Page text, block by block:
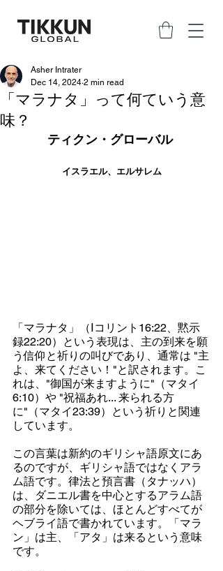
「マラナタ」って何ていう意
味？
Asher Intrater
Dec 14, 2024 2 min read
ティクン・グローバル
イスラエル、エルサレム
「マラナタ」（Ⅰコリント16:22、黙示
録22:20）という表現は、主の到来を願
う信仰と祈りの叫びであり、通常は "主
よ、来てください！"と訳されます。こ
れは、"御国が来ますように"（マタイ
6:10）や "祝福あれ... 来られる方
に"（マタイ23:39）という祈りと関連
しています。
この言葉は新約のギリシャ語原文にあ
るのですが、ギリシャ語ではなくアラ
ム語です。律法と預言書（タナッハ）
は、ダニエル書を中心とするアラム語
の部分を除いては、ほとんどすべてが
ヘブライ語で書かれています。「マラ
ン」は主、「アタ」は来るという意味
です。